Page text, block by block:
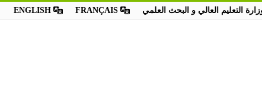
التعليم العالي و البحث العلمي FRANÇAIS
ENGLISH